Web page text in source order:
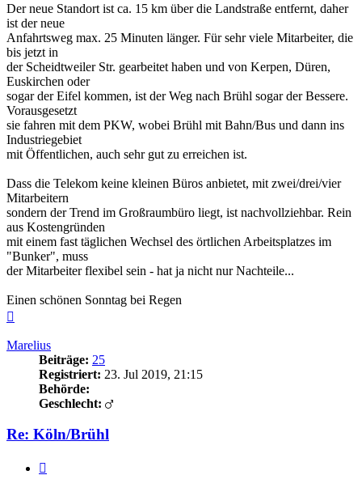
Der neue Standort ist ca. 15 km über die Landstraße entfernt, daher
ist der neue
Anfahrtsweg max. 25 Minuten länger. Für sehr viele Mitarbeiter, die
bis jetzt in
der Scheidtweiler Str. gearbeitet haben und von Kerpen, Düren,
Euskirchen oder
sogar der Eifel kommen, ist der Weg nach Brühl sogar der Bessere.
Vorausgesetzt
sie fahren mit dem PKW, wobei Brühl mit Bahn/Bus und dann ins
Industriegebiet
mit Öffentlichen, auch sehr gut zu erreichen ist.
Dass die Telekom keine kleinen Büros anbietet, mit zwei/drei/vier
Mitarbeitern
sondern der Trend im Großraumbüro liegt, ist nachvollziehbar. Rein
aus Kostengründen
mit einem fast täglichen Wechsel des örtlichen Arbeitsplatzes im
"Bunker", muss
der Mitarbeiter flexibel sein - hat ja nicht nur Nachteile...
Einen schönen Sonntag bei Regen
Marelius
Beiträge: 25
Registriert: 23. Jul 2019, 21:15
Behörde:
Geschlecht:
Re: Köln/Brühl